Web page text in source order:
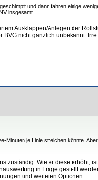
und dann fahren einige
insgesamt.
Ausklappen/Anlegen der
nicht gänzlich unbekannt. Irre
je Linie streichen könnte.
zuständig. Wie er diese erhöht,
in Frage gestellt
und weiteren Optionen.